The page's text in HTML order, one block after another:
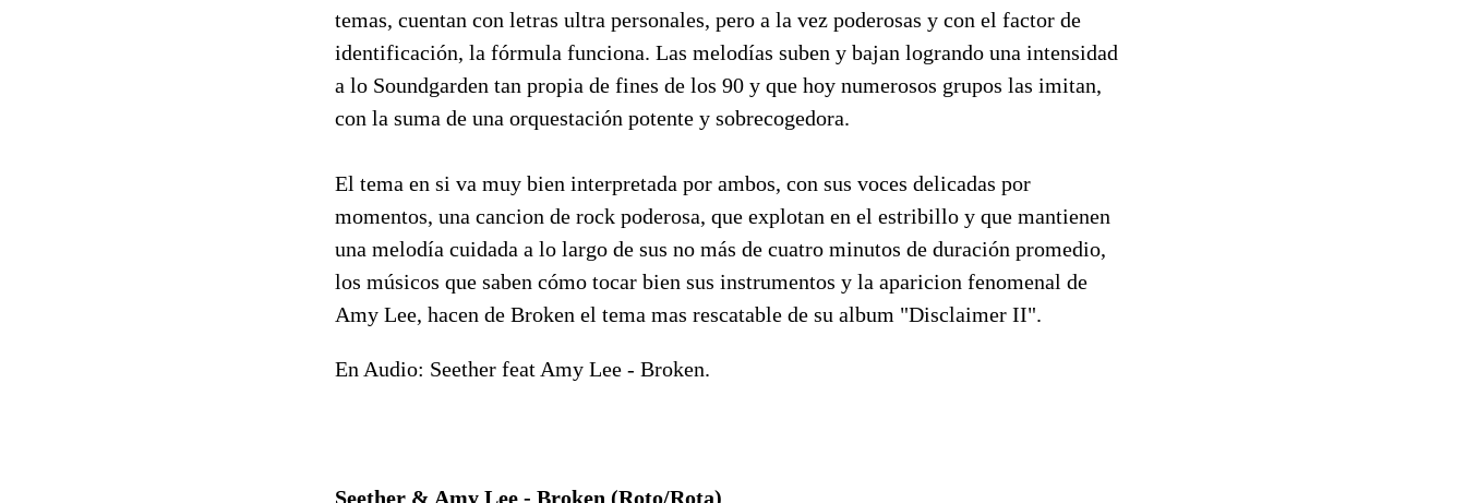
temas, cuentan con letras ultra personales, pero a la vez poderosas y con el factor de
identificación, la fórmula funciona. Las melodías suben y bajan logrando una intensidad
a lo Soundgarden tan propia de fines de los 90 y que hoy numerosos grupos las imitan,
con la suma de una orquestación potente y sobrecogedora.
El tema en si va muy bien interpretada por ambos, con sus voces delicadas por
momentos, una cancion de rock poderosa, que explotan en el estribillo y que mantienen
una melodía cuidada a lo largo de sus no más de cuatro minutos de duración promedio,
los músicos que saben cómo tocar bien sus instrumentos y la aparicion fenomenal de
Amy Lee, hacen de Broken el tema mas rescatable de su album "Disclaimer II".
En Audio: Seether feat Amy Lee - Broken.
Seether & Amy Lee - Broken (Roto/Rota)